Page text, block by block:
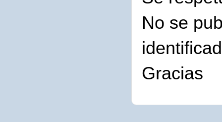
No se
Gracias